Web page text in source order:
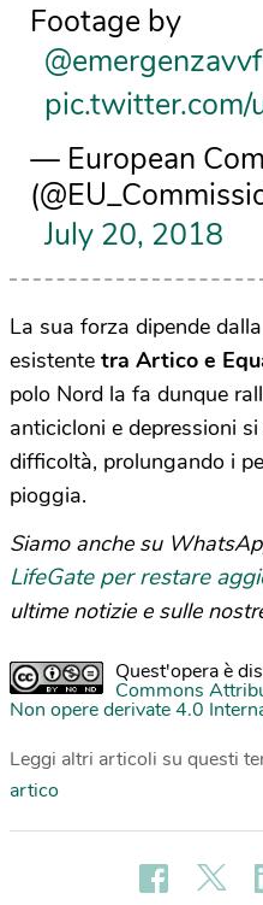
Footage by
@emergenzavvf
pic.twitter.com/
— European
July 20, 2018
La sua forza dipende
esistente tra Artico e
polo Nord la fa dunque
anticicloni e depressioni
difficoltà, prolungando i
pioggia.
Siamo anche su
LifeGate per restare
ultime notizie e sulle
Quest'opera è
Commons
Non opere derivate 4.0
Leggi altri articoli su questi
artico